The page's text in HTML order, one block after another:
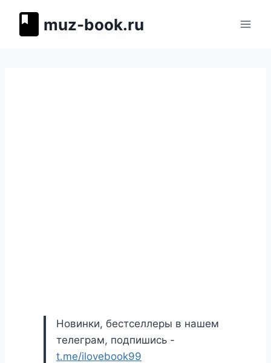
muz-book.ru
Новинки, бестселлеры в нашем
телеграм, подпишись -
t.me/ilovebook99